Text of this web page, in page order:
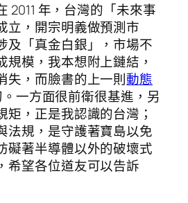
2011 年，台灣的「未來事
立，開宗明義做預測市
及「真金白銀」，市場不
規模，我本想附上鏈結，
失，而臉書的上一則動態
一方面很前衛很基進，另
矩，正是我認識的台灣；
法規，是守護著寶島以免
礙著半導體以外的破壞式
希望各位道友可以告訴